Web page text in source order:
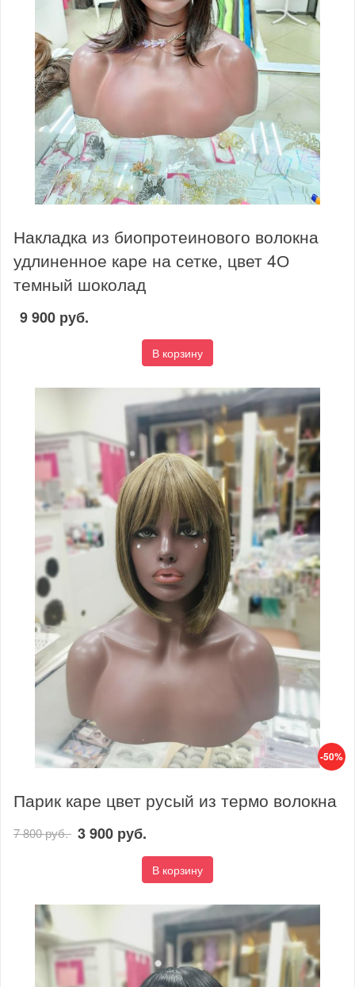
Накладка из биопротеинового волокна
удлиненное каре на сетке, цвет 4О
темный шоколад
9 900 руб.
В корзину
-50%
Парик каре цвет русый из термо волокна
7 800 руб. 3 900 руб.
В корзину